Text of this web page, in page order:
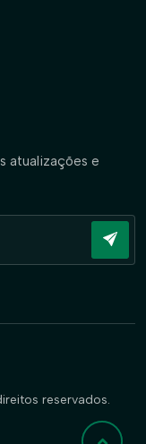
atualizações e
reservados.